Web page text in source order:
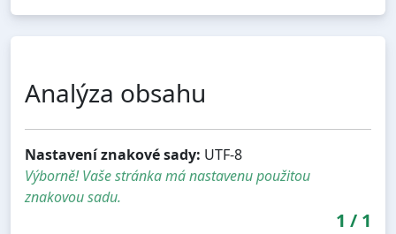
Analýza obsahu
Nastavení znakové sady: UTF-8
Výborně! Vaše stránka má nastavenu použitou
znakovou sadu.
1 / 1